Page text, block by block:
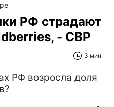
РФ страдают
- СВР
3 мин
РФ возросла доля